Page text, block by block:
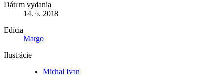
Dátum vydania
14. 6. 2018
Edícia
Margo
Ilustrácie
Michal Ivan